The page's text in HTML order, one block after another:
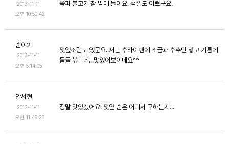
2013-11-11
오후 10:50:42
쪽파 불고기 참 맘에 들어요. 색깔도 이쁘구요.
순이2
2013-11-11
오후 5:14:05
깻잎조림도 있군요..저는 후라이팬에 소금과 후추만 넣고 기름에
들들 볶는데...맛있어보이네요^^
안서현
2013-11-11
오전 11:46:28
정말 맛있겠어요! 깻잎 순은 어디서 구하는지...